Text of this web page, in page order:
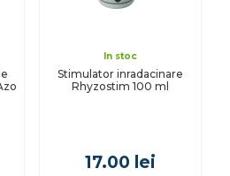
In stoc
Stimulator inradacinare
Rhyzostim 100 ml
17.00 lei